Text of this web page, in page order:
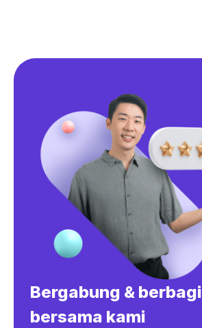
Bergabung & berbagi
bersama kami